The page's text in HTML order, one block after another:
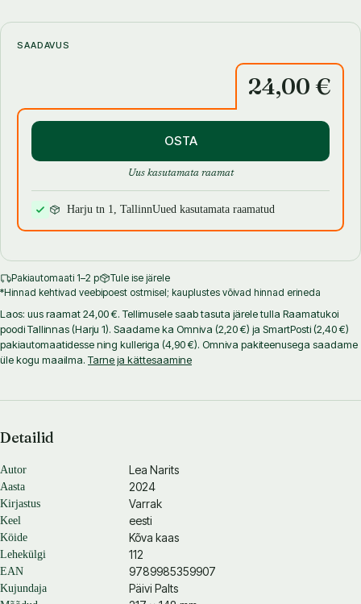
Instituudis juba üle 25 aasta sordiaretaja ning teadurina. Tema töö
põhisisuks on kaunviljade ja õlikultuuride sordiaretus ning
SAADAVUS
24,00 €
OSTA
Uus kasutamata raamat
Harju tn 1, TallinnUued kasutamata raamatud
Pakiautomaati 1–2 p
Tule ise järele
*Hinnad kehtivad veebipoest ostmisel; kauplustes võivad hinnad erineda
Laos: uus raamat 24,00 €. Tellimusele saab tasuta järele tulla Raamatukoi
poodi Tallinnas (Harju 1). Saadame ka Omniva (2,20 €) ja SmartPosti (2,40 €)
pakiautomaatidesse ning kulleriga (4,90 €). Omniva pakiteenusega saadame
üle kogu maailma. Tarne ja kättesaamine
Detailid
Autor Lea Narits
Aasta 2024
Kirjastus Varrak
Keel eesti
Köide Kõva kaas
Lehekülgi 112
EAN 9789985359907
Kujundaja Päivi Palts